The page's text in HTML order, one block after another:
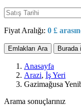
Fiyat Aralığı: 0 £
Emlakları Ara Burada
Anasayfa
Arazi, İş Yeri
Gazimağusa
Arama sonuçlarınız